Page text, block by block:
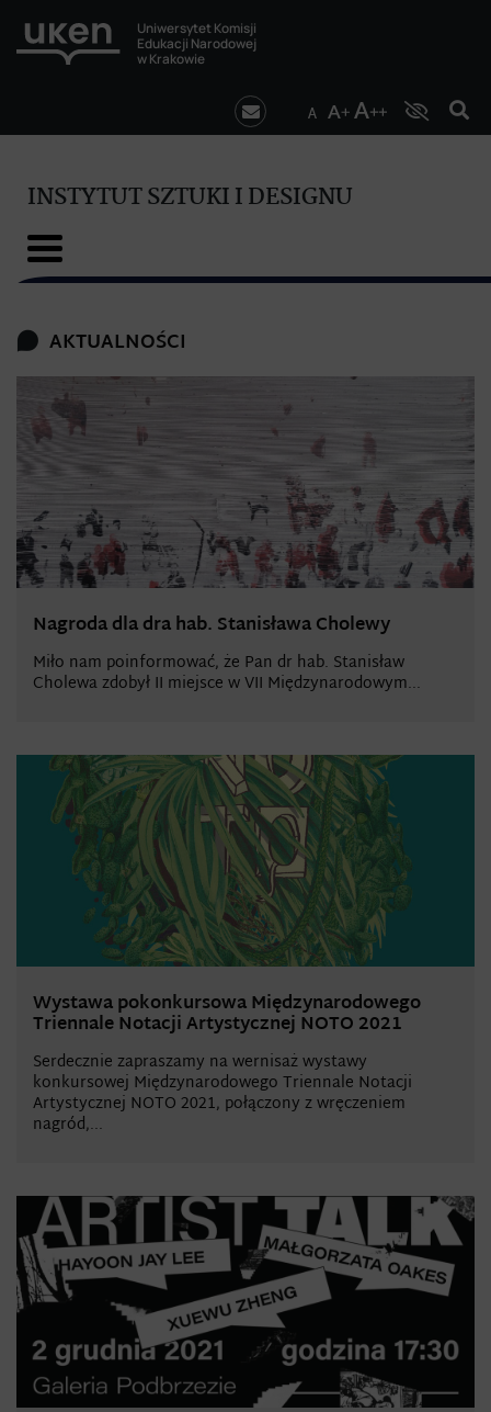
Uniwersytet Komisji
Edukacji Narodowej
w Krakowie
INSTYTUT SZTUKI I DESIGNU
AKTUALNOŚCI
Nagroda dla dra hab. Stanisława Cholewy
Miło nam poinformować, że Pan dr hab. Stanisław
Cholewa zdobył II miejsce w VII Międzynarodowym...
Wystawa pokonkursowa Międzynarodowego
Triennale Notacji Artystycznej NOTO 2021
Serdecznie zapraszamy na wernisaż wystawy
konkursowej Międzynarodowego Triennale Notacji
Artystycznej NOTO 2021, połączony z wręczeniem
nagród,...